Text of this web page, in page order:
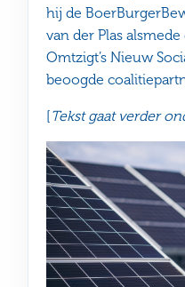
hij de
van der Plas
Omtzigt’s Nieuw
beoogde
[Tekst gaat verder